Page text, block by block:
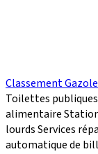
Classement
Toilettes publiques
alimentaire
lourdsServices
automatique de